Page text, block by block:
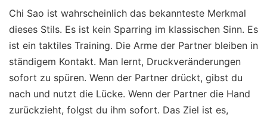
Chi Sao ist wahrscheinlich das bekannteste Merkmal
dieses Stils. Es ist kein Sparring im klassischen Sinn. Es
ist ein taktiles Training. Die Arme der Partner bleiben in
ständigem Kontakt. Man lernt, Druckveränderungen
sofort zu spüren. Wenn der Partner drückt, gibst du
nach und nutzt die Lücke. Wenn der Partner die Hand
zurückzieht, folgst du ihm sofort. Das Ziel ist es,